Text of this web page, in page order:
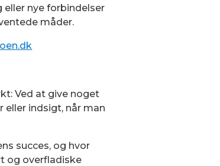
eller nye forbindelser
måder.
Ved at give noget
indsigt, når man
succes, og hvor
og overfladiske